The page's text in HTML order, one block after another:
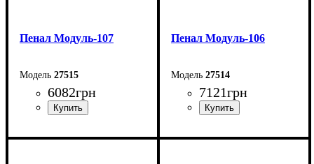
Пенал Модуль-107
27515
6082грн
Ширина: 60 см
Пенал Модуль-106
27514
7121грн
Ширина: 60 см